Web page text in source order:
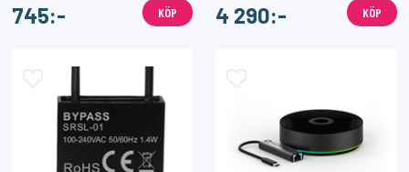
745:- KÖP 4 290:- KÖP